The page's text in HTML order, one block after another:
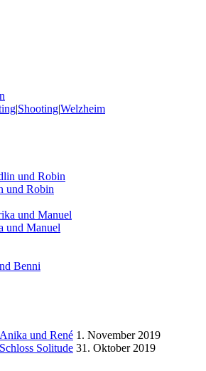
|Shooting|Welzheim
und Robin
und Manuel
Benni
und René 1. November 2019
Solitude 31. Oktober 2019